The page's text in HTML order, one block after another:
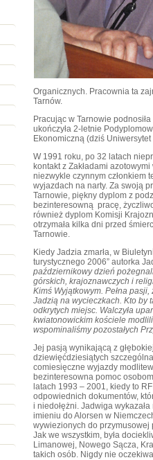
Organicznych. Pracownia ta
Tarnów.
Pracując w Tarnowie
ukończyła 2-letnie
Ekonomiczną (dziś
W 1991 roku, po 32 latach
kontakt z Zakładami
niezwykle czynnym członkiem
wyjazdach na narty. Za swoją
Tarnowie, piękny dyplom z
bezinteresowną pracę,
również dyplom Komisji
otrzymała kilka dni przed
Tarnowie.
Kiedy Jadzia zmarła, w
turystycznego 2006” autorka
październikowy dzień
górskich, krajoznawczych i
Kimś Wyjątkowym. Pełna
Jadzią na wycieczkach. Kto by
odkrytych miejsc. Walczyła
kwiatonowickim kościele
wspominaliśmy pozostałych
Jej pasją wynikającą z
dziewięćdziesiątych
comiesięczne wyjazdy
bezinteresowna pomoc
latach 1993 – 2001, kiedy to
odpowiednich dokumentów,
i niedołężni. Jadwiga
imieniu do Alorsen w
wywiezionych do przymusowej
Jak we wszystkim, była
Limanowej, Nowego Sącza,
takich osób. Nigdy nie